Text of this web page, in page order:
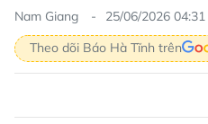
Nam Giang
25/06/2026 04:31
Theo dõi Báo Hà Tĩnh trên